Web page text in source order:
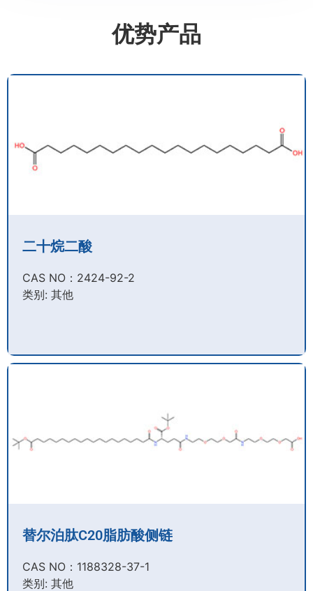
优势产品
二十烷二酸
CAS NO：2424-92-2​
类别: 其他
替尔泊肽C20脂肪酸侧链
CAS NO：1188328-37-1
类别: 其他